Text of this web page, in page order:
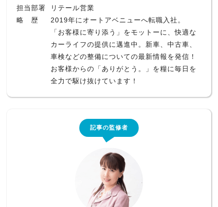
担当部署
リテール営業
略 歴
2019年にオートアベニューへ転職入社。
「お客様に寄り添う」をモットーに、快適な
カーライフの提供に邁進中。新車、中古車、
車検などの整備についての最新情報を発信！
お客様からの「ありがとう。」を糧に毎日を
全力で駆け抜けています！
記事の監修者